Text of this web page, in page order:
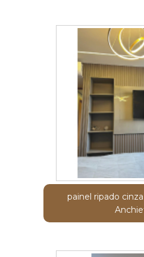
painel ripado